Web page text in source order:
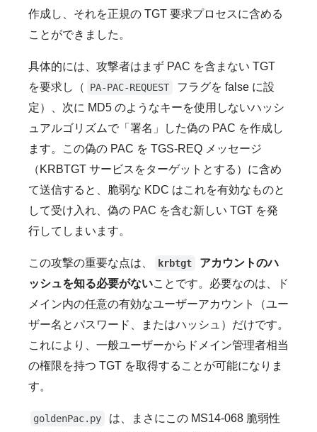
作成し、それを正規の TGT 要求プロセスに含める
ことができました。
具体的には、攻撃者はまず PAC を含まない TGT
を要求し（
PA-PAC-REQUEST
フラグを false に設
定）、次に MD5 のようなキーを使用しないハッシ
ュアルゴリズムで「署名」した偽の PAC を作成し
ます。この偽の PAC を TGS-REQ メッセージ
（KRBTGT サービスをターゲットとする）に含め
て送信すると、脆弱な KDC はこれを有効なものと
して受け入れ、偽の PAC を含む新しい TGT を発
行してしまいます。
この攻撃の重要な点は、 krbtgt
アカウントのハ
ッシュを知る必要がないことです。必要なのは、ド
メイン内の任意の有効なユーザーアカウント（ユー
ザー名とパスワード、またはハッシュ）だけです。
これにより、一般ユーザーからドメイン管理者相当
の権限を持つ TGT を取得することが可能になりま
す。
goldenPac.py
は、まさにこの MS14-068 脆弱性